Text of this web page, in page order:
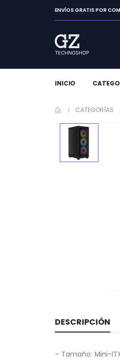
ENVÍOS GRATIS POR
INICIO
CATEGORÍAS
DESCRIPCIÓN
– Tamaño: Mini-